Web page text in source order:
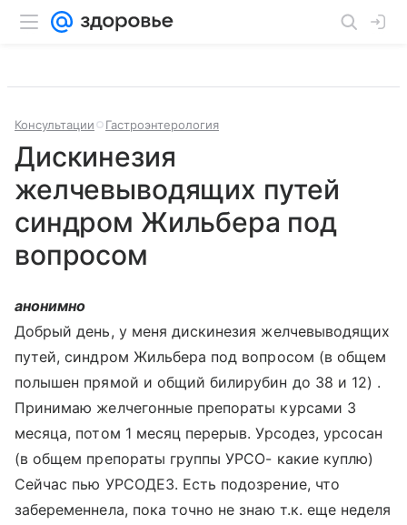
Консультации Гастроэнтерология
Дискинезия
желчевыводящих путей
синдром Жильбера под
вопросом
анонимно
Добрый день, у меня дискинезия желчевыводящих
путей, синдром Жильбера под вопросом (в общем
полышен прямой и общий билирубин до 38 и 12) .
Принимаю желчегонные препораты курсами 3
месяца, потом 1 месяц перерыв. Урсодез, урсосан
(в общем препораты группы УРСО- какие куплю)
Сейчас пью УРСОДЕЗ. Есть подозрение, что
забеременнела, пока точно не знаю т.к. еще неделя